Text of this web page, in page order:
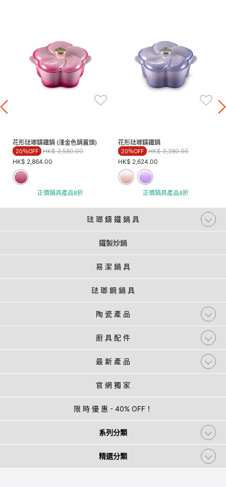
花形琺瑯鑄鐵鍋 (淺金色鍋蓋頭)
20％OFF Price reduced from
HK$ 3,580.00to
HK$ 2,864.00
正價鍋具產品8折
花形琺瑯鑄鐵鍋
20％OFF Price reduced from
HK$ 3,280.00to
HK$ 2,624.00
正價鍋具產品8折
琺 瑯 鑄 鐵 鍋 具
鐵製炒鍋
易 潔 鍋 具
琺 瑯 鋼 鍋 具
陶 瓷 產 品
廚 具 配 件
最 新 產 品
官 網 獨 家
限 時 優 惠 - 40% OFF！
系列分類
精選分類